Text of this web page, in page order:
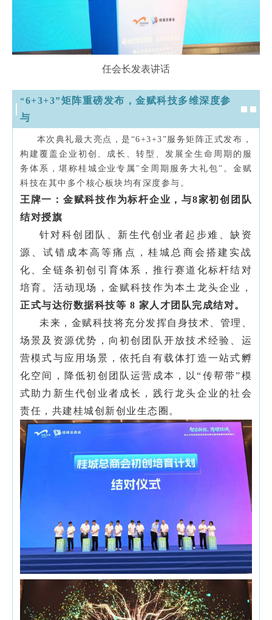
任会长发表讲话
“6+3+3”矩阵重磅发布，金赋科技多维深度参
与
本次典礼最大亮点，是“6+3+3”服务矩阵正式发布，
构建覆盖企业初创、成长、转型、发展全生命周期的服
务体系，堪称桂城企业专属"全周期服务大礼包"。金赋
科技在其中多个核心板块均有深度参与。
王牌一：金赋科技作为标杆企业，与8家初创团队
结对授旗
针对科创团队、新生代创业者起步难、缺资
源、试错成本高等痛点，桂城总商会搭建实战
化、全链条初创引育体系，推行赛道化标杆结对
培育。活动现场，金赋科技作为本土龙头企业，
正式与达衍数据科技等 8 家人才团队完成结对。
未来， 金赋科技将充分发挥自身技术、管理、
场景及资源优势，向初创团队开放技术经验、运
营模式与应用场景，依托自有载体打造一站式孵
化空间，降低初创团队运营成本，以“传帮带”模
式助力新生代创业者成长，践行龙头企业的社会
责任，共建桂城创新创业生态圈。